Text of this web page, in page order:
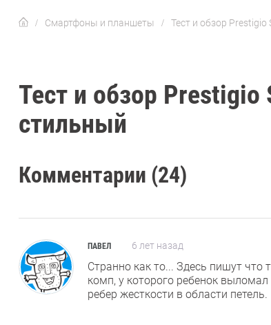
Смартфоны и планшеты Тест и обзор
Тест и обзор
стильный
Комментарии (24)
ПАВЕЛ 6 лет назад
Странно как то... Здесь пишут
комп, у которого ребенок
ребер жесткости в области петель.